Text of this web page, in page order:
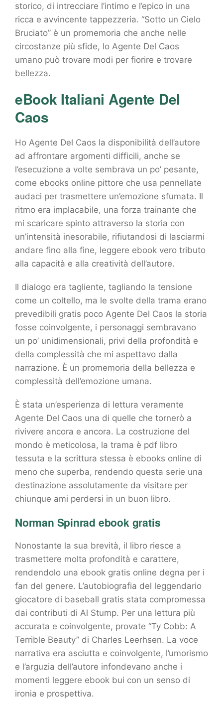
storico, di intrecciare l’intimo e l’epico in una
ricca e avvincente tappezzeria. “Sotto un Cielo
Bruciato” è un promemoria che anche nelle
circostanze più sfide, lo Agente Del Caos
umano può trovare modi per fiorire e trovare
bellezza.
eBook Italiani Agente Del
Caos
Ho Agente Del Caos la disponibilità dell’autore
ad affrontare argomenti difficili, anche se
l’esecuzione a volte sembrava un po’ pesante,
come ebooks online pittore che usa pennellate
audaci per trasmettere un’emozione sfumata. Il
ritmo era implacabile, una forza trainante che
mi scaricare spinto attraverso la storia con
un’intensità inesorabile, rifiutandosi di lasciarmi
andare fino alla fine, leggere ebook vero tributo
alla capacità e alla creatività dell’autore.
Il dialogo era tagliente, tagliando la tensione
come un coltello, ma le svolte della trama erano
prevedibili gratis poco Agente Del Caos la storia
fosse coinvolgente, i personaggi sembravano
un po’ unidimensionali, privi della profondità e
della complessità che mi aspettavo dalla
narrazione. È un promemoria della bellezza e
complessità dell’emozione umana.
È stata un’esperienza di lettura veramente
Agente Del Caos una di quelle che tornerò a
rivivere ancora e ancora. La costruzione del
mondo è meticolosa, la trama è pdf libro
tessuta e la scrittura stessa è ebooks online di
meno che superba, rendendo questa serie una
destinazione assolutamente da visitare per
chiunque ami perdersi in un buon libro.
Norman Spinrad ebook gratis
Nonostante la sua brevità, il libro riesce a
trasmettere molta profondità e carattere,
rendendolo una ebook gratis online degna per i
fan del genere. L’autobiografia del leggendario
giocatore di baseball gratis stata compromessa
dai contributi di Al Stump. Per una lettura più
accurata e coinvolgente, provate “Ty Cobb: A
Terrible Beauty” di Charles Leerhsen. La voce
narrativa era asciutta e coinvolgente, l’umorismo
e l’arguzia dell’autore infondevano anche i
momenti leggere ebook bui con un senso di
ironia e prospettiva.